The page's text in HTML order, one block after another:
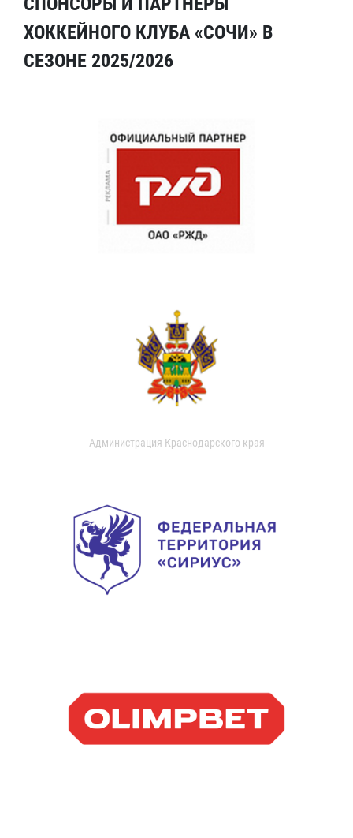
ХОККЕЙНОГО КЛУБА «СОЧИ» В
СЕЗОНЕ 2025/2026
Администрация Краснодарского края